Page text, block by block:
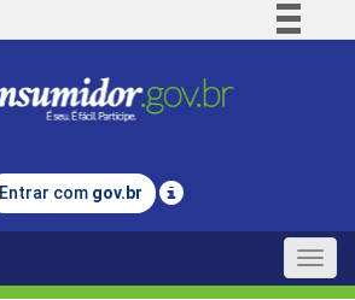
Comunica BR
Legislação
Entrar com gov.br
Toggle